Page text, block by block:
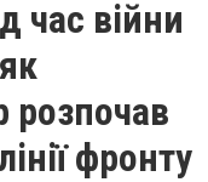
час війни
розпочав
фронту